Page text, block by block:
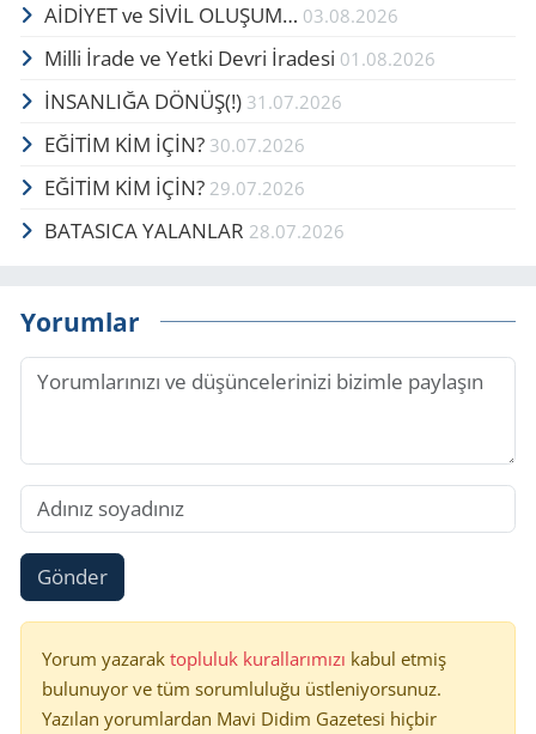
AİDİYET ve SİVİL OLUŞUM… 03.08.2026
Milli İrade ve Yetki Devri İradesi 01.08.2026
İNSANLIĞA DÖNÜŞ(!) 31.07.2026
EĞİTİM KİM İÇİN? 30.07.2026
EĞİTİM KİM İÇİN? 29.07.2026
BATASICA YALANLAR 28.07.2026
Yorumlar
Gönder
Yorum yazarak topluluk kurallarımızı kabul etmiş
bulunuyor ve tüm sorumluluğu üstleniyorsunuz.
Yazılan yorumlardan Mavi Didim Gazetesi hiçbir